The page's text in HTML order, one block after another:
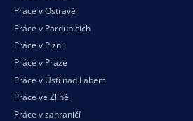
Práce v Ostravě
Práce v Pardubicích
Práce v Plzni
Práce v Praze
Práce v Ústí nad Labem
Práce ve Zlíně
Práce v zahraničí